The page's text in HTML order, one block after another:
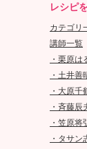
レシピ
カテゴリ
講師一覧
・栗原
・土井
・大原
・斉藤
・笠原
・タサ